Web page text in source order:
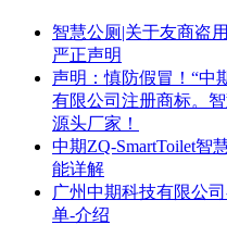
智慧公厕|关于友商盗
严正声明
声明：慎防假冒！“中
有限公司注册商标。
源头厂家！
中期ZQ-SmartToilet智
能详解
广州中期科技有限公
单-介绍